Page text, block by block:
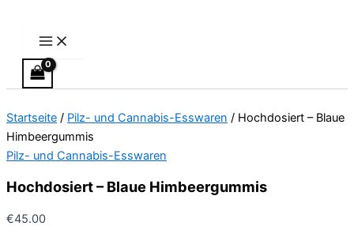
springen
Startseite / Pilz- und Cannabis-Esswaren / Hochdosiert – Blaue
Himbeergummis
Pilz- und Cannabis-Esswaren
Hochdosiert – Blaue Himbeergummis
€45.00
Menge